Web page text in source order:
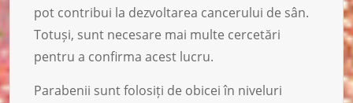
pot contribui la dezvoltarea cancerului de sân.
Totuși, sunt necesare mai multe cercetări
pentru a confirma acest lucru.
Parabenii sunt folosiți de obicei în niveluri